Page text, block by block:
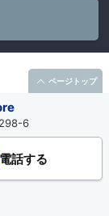
6
電話する
ページトップ